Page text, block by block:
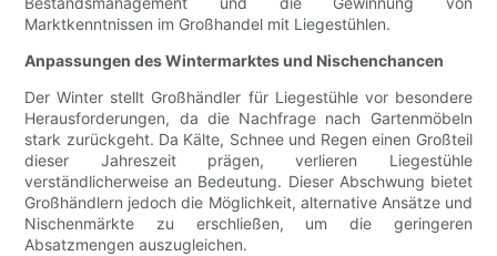
Marktkenntnissen im Großhandel mit Liegestühlen.
Anpassungen des Wintermarktes und Nischenchancen
Der Winter stellt Großhändler für Liegestühle vor besondere
Herausforderungen, da die Nachfrage nach Gartenmöbeln
stark zurückgeht. Da Kälte, Schnee und Regen einen Großteil
dieser Jahreszeit prägen, verlieren Liegestühle
verständlicherweise an Bedeutung. Dieser Abschwung bietet
Großhändlern jedoch die Möglichkeit, alternative Ansätze und
Nischenmärkte zu erschließen, um die geringeren
Absatzmengen auszugleichen.